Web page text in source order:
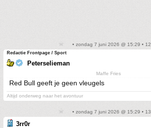
• zondag 7 juni 2026 @ 15:29 • 12
Redactie Frontpage / Sport
Peterselieman
Maffe Fries
Red Bull geeft je geen vleugels
Altijd onderweg naar het avontuur
• zondag 7 juni 2026 @ 15:29 • 13
3rr0r